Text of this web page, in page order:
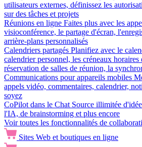
utilisateurs externes, définissez les
sur des tâches et projets
Réunions en ligne Faites plus avec les
visioconférence, le partage d'écran,
arrière-plans personnalisés
Calendriers partagés Planifiez avec le
calendrier personnel, les créneaux horaires
réservation de salles de réunion, la
Communications pour appareils mobiles
appels vidéo, commentaires, calendrier,
soyez
CoPilot dans le Chat Source illimitée
l'IA, de brainstorming et plus encore
Voir toutes les fonctionnalités de
Sites Web et boutiques en ligne